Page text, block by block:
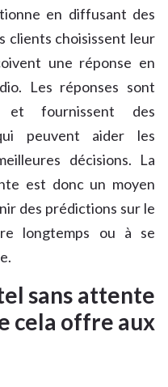
en diffusant des
clients choisissent leur
une réponse en
Les réponses sont
et fournissent des
peuvent aider les
décisions. La
est donc un moyen
des prédictions sur le
longtemps ou à se
sans attente
cela offre aux